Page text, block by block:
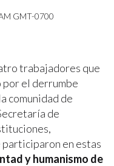
GMT-0700
trabajadores que
por el derrumbe
comunidad de
de
en estas
y humanismo de